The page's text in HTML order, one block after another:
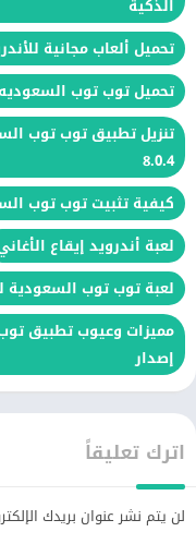
الذكية
تحميل ألعاب مجانية
تحميل توب توب السعوديه
تنزيل تطبيق توب توب
8.0.4
كيفية تثبيت توب توب
لعبة أندرويد إيقاع
لعبة توب توب السعودية
مميزات وعيوب تطبيق
إصدار
اترك تعليقاً
لن يتم نشر عنوان بريدك